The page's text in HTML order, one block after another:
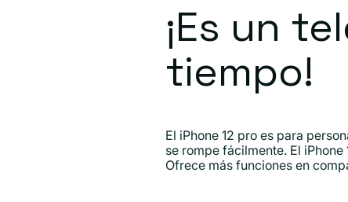
¡Es un
tiempo!
El iPhone 12 pro es para
se rompe fácilmente. El
Ofrece más funciones en